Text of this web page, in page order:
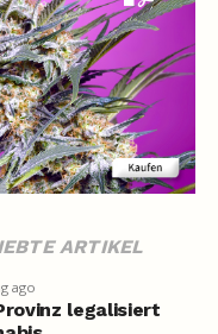
ARTIKEL
ago
legalisiert